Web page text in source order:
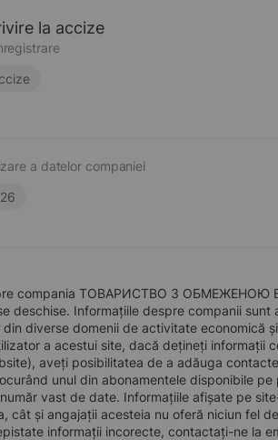
la accize
a datelor companiei
compania ТОВАРИСТВО З ОБМЕЖЕНОЮ
deschise. Informațiile despre companii
diverse domenii de activitate economică
a acestui site, dacă dețineți informații
aveți posibilitatea de a adăuga
unul din abonamentele disponibile
vast de date. Informațiile afișate pe
cât și angajații acesteia nu oferă niciun fel
informații incorecte, contactați-ne la